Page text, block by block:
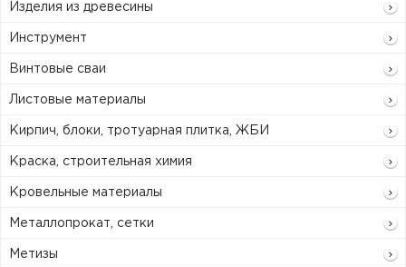
Изделия из древесины
Инструмент
Винтовые сваи
Листовые материалы
Кирпич, блоки, тротуарная плитка, ЖБИ
Краска, строительная химия
Кровельные материалы
Металлопрокат, сетки
Метизы